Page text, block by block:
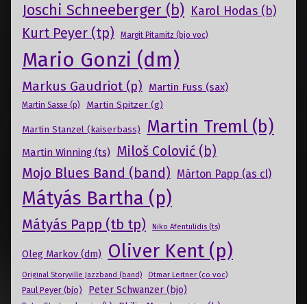
Joschi Schneeberger (b) Karol Hodas (b)
Kurt Peyer (tp) Margit Pitamitz (bjo voc)
Mario Gonzi (dm)
Markus Gaudriot (p) Martin Fuss (sax)
Martin Sasse (p) Martin Spitzer (g)
Martin Stanzel (kaiserbass) Martin Treml (b)
Martin Winning (ts) Miloš Colović (b)
Mojo Blues Band (band) Màrton Papp (as cl)
Mátyás Bartha (p)
Mátyás Papp (tb tp) Niko Afentulidis (ts)
Oleg Markov (dm) Oliver Kent (p)
Original Storyville Jazzband (band) Otmar Leitner (co voc)
Paul Peyer (bjo) Peter Schwanzer (bjo)